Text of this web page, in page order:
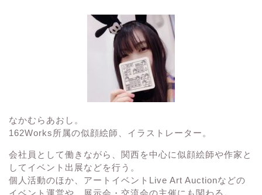
なかむらあおし。
162Works所属の似顔絵師、イラストレーター。
会社員として働きながら、関西を中心に似顔絵師や作家と
してイベント出展などを行う。
個人活動のほか、アートイベント Live Art Auctionなどの